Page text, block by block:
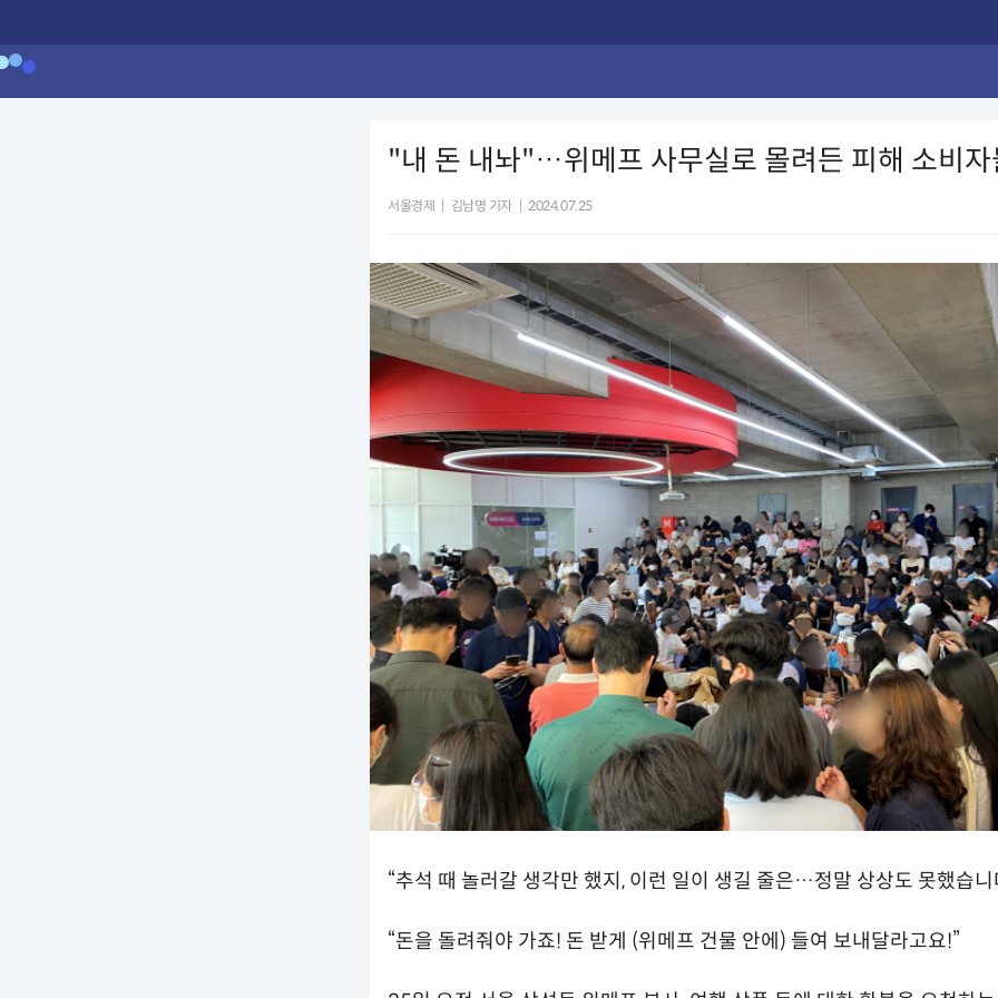
"내 돈 내놔"…위메프 사무실로 몰려든 피해 소비자
서울경제 김남명 기자 2024.07.25
“추석 때 놀러갈 생각만 했지, 이런 일이 생길 줄은…정말 상상도 못했습니
“돈을 돌려줘야 가죠! 돈 받게 (위메프 건물 안에) 들여 보내달라고요!”